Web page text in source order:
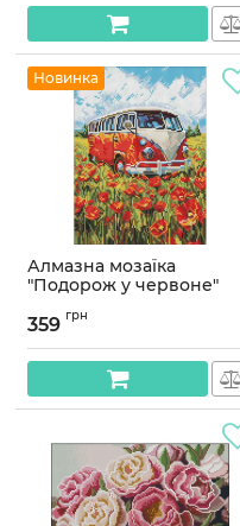
Новинка
Алмазна мозаїка
"Подорож у червоне"
30х40 см
Артикул:AMO8215
359 грн